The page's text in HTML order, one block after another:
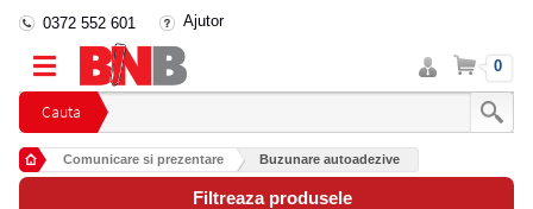
Cauta
0372 552 601 Ajutor
Intra
in
cont
Cos 0
Comunicare si prezentare Buzunare autoadezive
Filtreaza produsele